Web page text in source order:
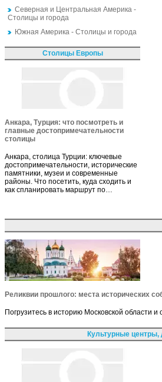
Северная и Центральная Америка -
Столицы и города
Южная Америка - Столицы и города
Столицы Европы
Анкара, Турция: что посмотреть и
главные достопримечательности
столицы
Анкара, столица Турции: ключевые
достопримечательности, исторические
памятники, музеи и современные
районы. Что посетить, куда сходить и
как спланировать маршрут по…
Реликвии прошлого: места исторических
Погрузитесь в историю Московской области
Культурные центры,